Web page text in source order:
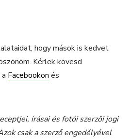
hogy mások is kedvet
Kérlek kövesd
Facebookon és
írásai és fotói szerzői jogi
csak a szerző engedélyével